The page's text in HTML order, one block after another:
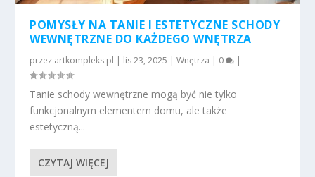
POMYSŁY NA TANIE I ESTETYCZNE SCHODY
WEWNĘTRZNE DO KAŻDEGO WNĘTRZA
przez artkompleks.pl | lis 23, 2025 |Wnętrza | 0 |
Tanie schody wewnętrzne mogą być nie tylko
funkcjonalnym elementem domu, ale także
estetyczną...
CZYTAJ WIĘCEJ